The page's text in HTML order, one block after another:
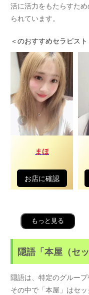
活に活力をもたらすた
られています。
＜のおすすめセラピスト
まほ
お店に確認
もっと見る
隠語「本屋（セ
隠語は、特定のグルー
その中で「本屋」はセ